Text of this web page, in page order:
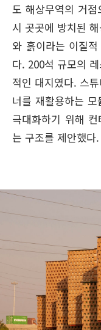
도 해상무역의 거
시 곳곳에 방치된
와 흙이라는 이질
다. 200석 규모의
적인 대지였다. 스
너를 재활용하는
극대화하기 위해
는 구조를 제안했다.